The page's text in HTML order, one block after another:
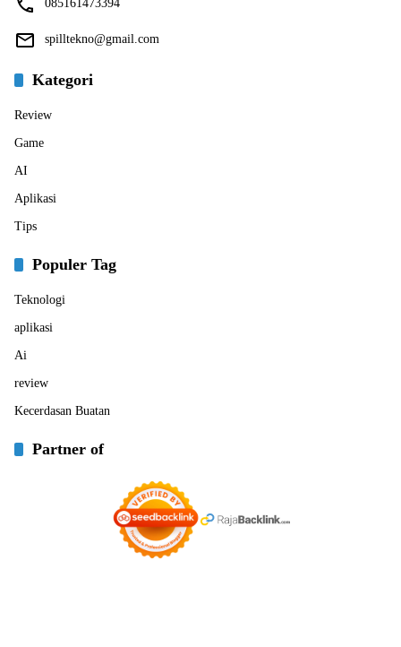
085161473394
spilltekno@gmail.com
Kategori
Review
Game
AI
Aplikasi
Tips
Populer Tag
Teknologi
aplikasi
Ai
review
Kecerdasan Buatan
Partner of